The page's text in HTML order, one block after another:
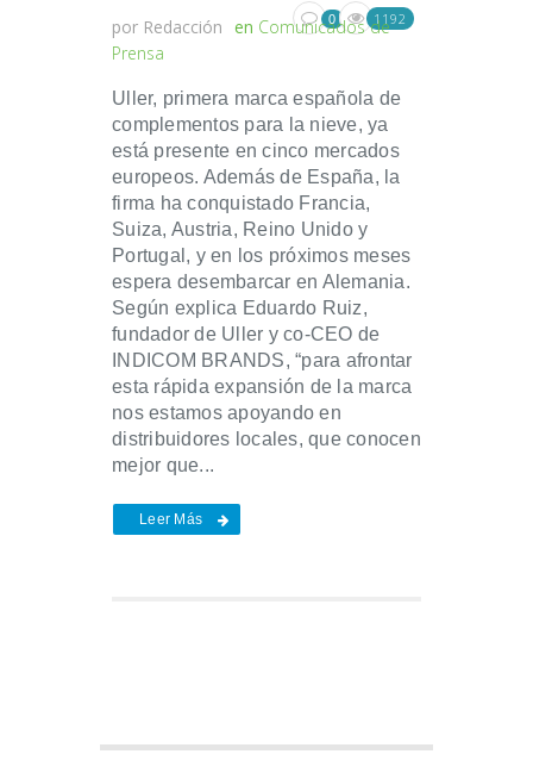
por Redacción en Comunicados de
Prensa
0 1192
Uller, primera marca española de
complementos para la nieve, ya
está presente en cinco mercados
europeos. Además de España, la
firma ha conquistado Francia,
Suiza, Austria, Reino Unido y
Portugal, y en los próximos meses
espera desembarcar en Alemania.
Según explica Eduardo Ruiz,
fundador de Uller y co-CEO de
INDICOM BRANDS, “para afrontar
esta rápida expansión de la marca
nos estamos apoyando en
distribuidores locales, que conocen
mejor que...
Leer Más